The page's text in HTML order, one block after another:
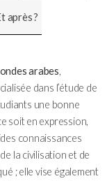
après ?
arabes,
dans l’étude de
une bonne
soit en expression,
connaissances
la civilisation et de
; elle vise également